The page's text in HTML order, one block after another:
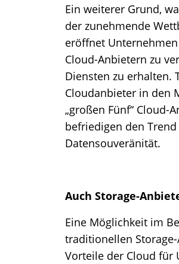
Ein weiterer Grund,
der zunehmende
eröffnet
Cloud-Anbietern zu
Diensten zu erhalten.
Cloudanbieter in den
„großen Fünf“ Cloud-
befriedigen den
Datensouveränität.
Auch Storage-
Eine Möglichkeit im
traditionellen
Vorteile der Cloud für